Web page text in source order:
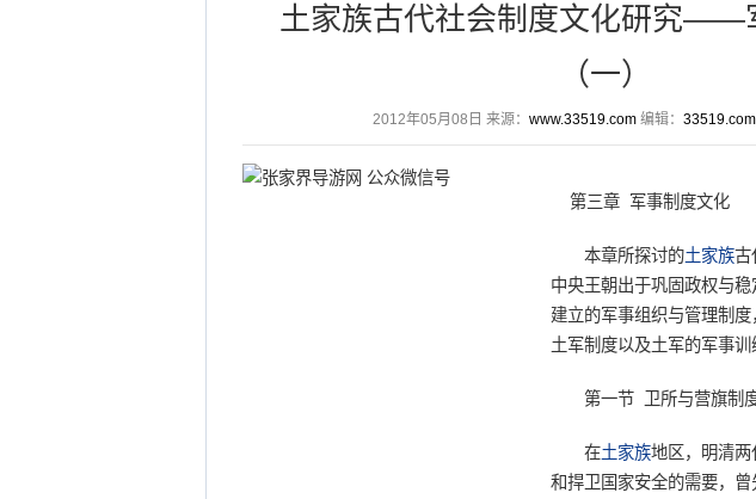
土家族古代社会制度文化研究——
（一）
2012年05月08日 来源： www.33519.com编辑： 33519.com
第三章 军事制度文化
本章所探讨的土家族古
中央王朝出于巩固政权与
建立的军事组织与管理制度
土军制度以及土军的军事训
第一节 卫所与营旗制
在土家族地区，明清
和捍卫国家安全的需要，